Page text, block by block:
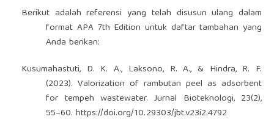
Berikut adalah referensi yang telah disusun ulang dalam
format APA 7th Edition untuk daftar tambahan yang
Anda berikan:
Kusumahastuti, D. K. A., Laksono, R. A., & Hindra, R. F.
(2023). Valorization of rambutan peel as adsorbent
for tempeh wastewater. Jurnal Bioteknologi, 23(2),
55–60.https://doi.org/10.29303/jbt.v23i2.4792